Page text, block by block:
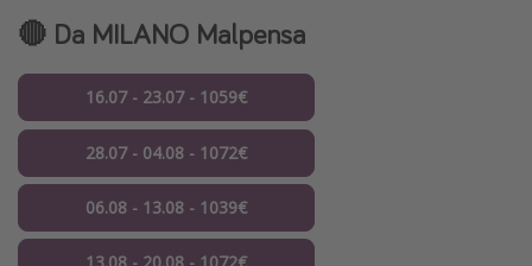
🔴 Da MILANO Malpensa
16.07 - 23.07 - 1059€
28.07 - 04.08 - 1072€
06.08 - 13.08 - 1039€